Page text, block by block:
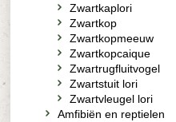
Zwartkaplori
Zwartkop
Zwartkopmeeuw
Zwartkopcaique
Zwartrugfluitvogel
Zwartstuit lori
Zwartvleugel lori
Amfibiën en reptielen